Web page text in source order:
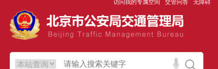
访问我的专属空间 交管问答 无障碍